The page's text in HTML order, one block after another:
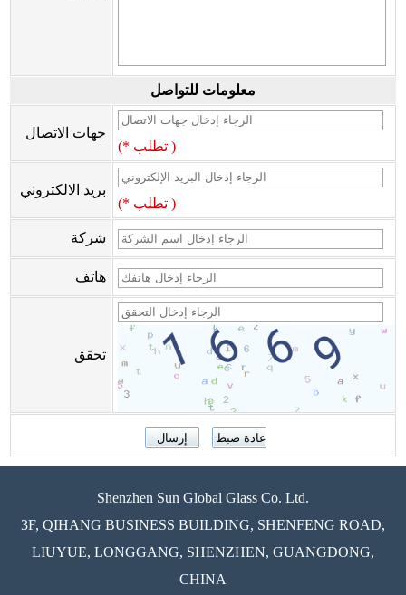
معلومات للتواصل
جهات الاتصال
(* تطلب )
بريد الالكتروني
(* تطلب )
شركة
هاتف
تحقق
Shenzhen Sun Global Glass Co. Ltd.
3F, QIHANG BUSINESS BUILDING, SHENFENG ROAD,
LIUYUE, LONGGANG, SHENZHEN, GUANGDONG,
CHINA